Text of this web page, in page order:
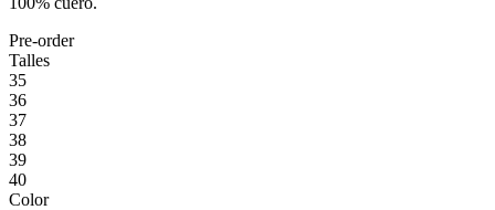
Pre-order
Talles
35
36
37
38
39
40
Color